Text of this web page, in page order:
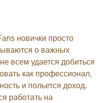
новички просто
о важных
всем удается добиться
как профессионал,
и польется доход.
работать на